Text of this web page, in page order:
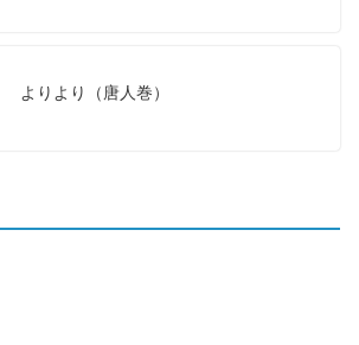
よりより（唐人巻）